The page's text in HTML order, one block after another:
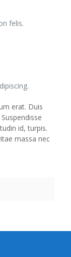
felis.
erat. Duis
id, turpis.
massa nec